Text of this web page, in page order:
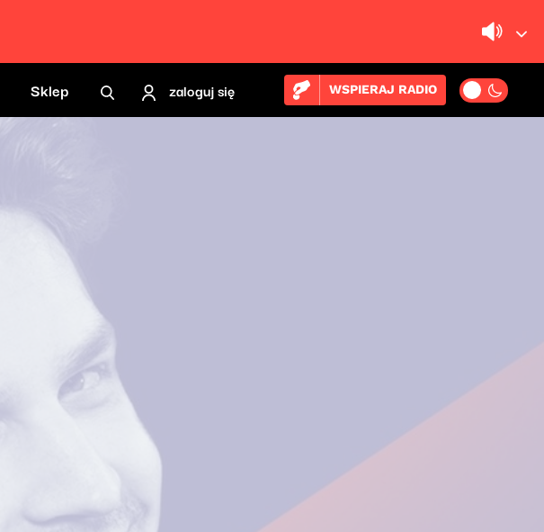
Sklep zaloguj się WSPIERAJ RADIO